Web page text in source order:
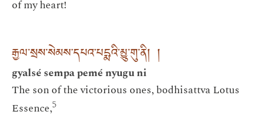
of my heart!
རྒྱལ་སྲས་སེམས་དཔའ་པདྨའི་མྱུ་གུ་ནི། །
gyalsé sempa pemé nyugu ni
The son of the victorious ones, bodhisattva Lotus
Essence,5